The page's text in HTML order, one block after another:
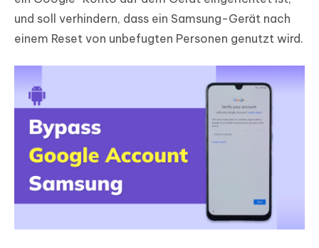
und soll verhindern, dass ein Samsung-Gerät nach
einem Reset von unbefugten Personen genutzt wird.